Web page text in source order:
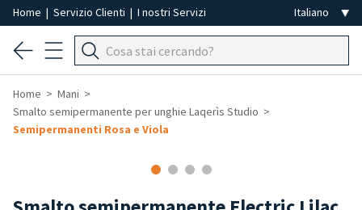
Home | Servizio Clienti | I nostri Servizi
Home
Mani
Smalto semipermanente per unghie Laqerìs Studio
Semipermanenti Rosa e Viola